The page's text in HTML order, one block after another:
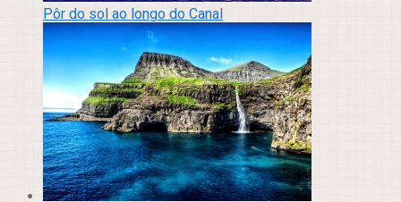
Pôr do sol ao longo do Canal